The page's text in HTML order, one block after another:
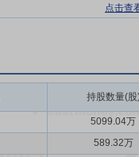
点击查
持股数量(股
5099.04万
589.32万